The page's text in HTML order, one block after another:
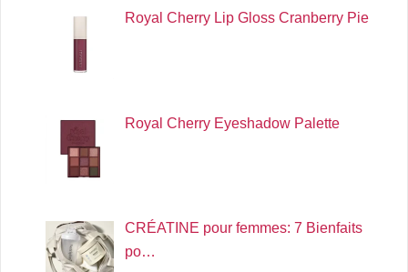
Royal Cherry Lip Gloss Cranberry Pie
Royal Cherry Eyeshadow Palette
CRÉATINE pour femmes: 7 Bienfaits
po…